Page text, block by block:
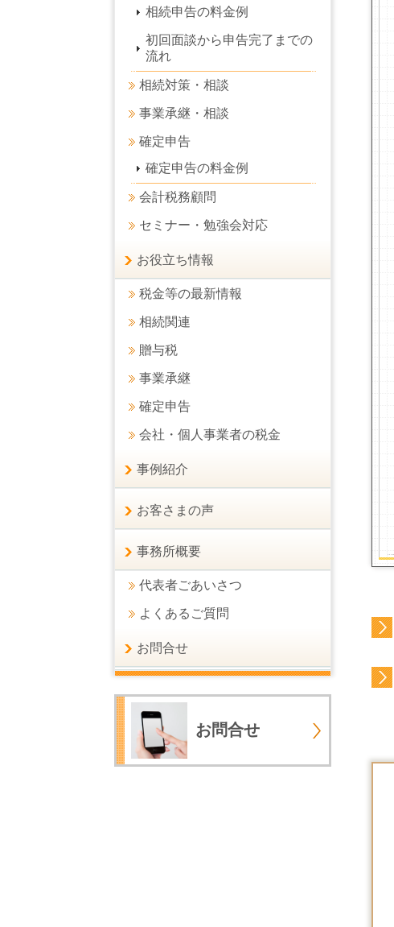
相続申告の料金例
初回面談から申告完了までの
流れ
相続対策・相談
事業承継・相談
確定申告
確定申告の料金例
会計税務顧問
セミナー・勉強会対応
お役立ち情報
税金等の最新情報
相続関連
贈与税
事業承継
確定申告
会社・個人事業者の税金
事例紹介
お客さまの声
事務所概要
代表者ごあいさつ
よくあるご質問
お問合せ
お問合せ